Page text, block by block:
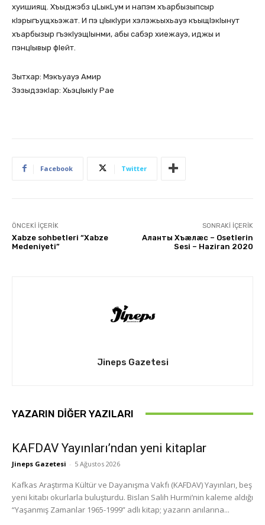
хуишиящ. Хъыджэбз цLыкLум и напэм хъарбызыпсыр
кlэрыгъущхьэжат. И пэ цlыкlури хэлэжьыхьауэ къыщlэкlынут
хъарбызыр гъэкlуэщlынми, абы сабэр хиежауэ, иджы и
пэнцlывыр фlейт.
Зытхар: Мэкъуауэ Амир
ЗэзыдзэкIар: ХьэцIыкIу Рае
Facebook Twitter
ÖNCEKI İÇERIK
Xabze sohbetleri “Xabze
Medeniyeti”
SONRAKI İÇERIK
Аланты Хъæлæс – Osetlerin
Sesi – Haziran 2020
Jineps Gazetesi
YAZARIN DIĞER YAZILARI
KAFDAV Yayınları’ndan yeni kitaplar
Jineps Gazetesi - 5 Ağustos 2026
Kafkas Araştırma Kültür ve Dayanışma Vakfı (KAFDAV) Yayınları, beş
yeni kitabı okurlarla buluşturdu. Bislan Salih Hurmi’nin kaleme aldığı
“Yaşanmış Zamanlar 1965-1999” adlı kitap; yazarın anılarına...